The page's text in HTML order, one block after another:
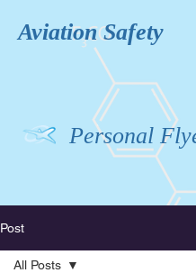
Personal
AviationSafety
Post
All Posts